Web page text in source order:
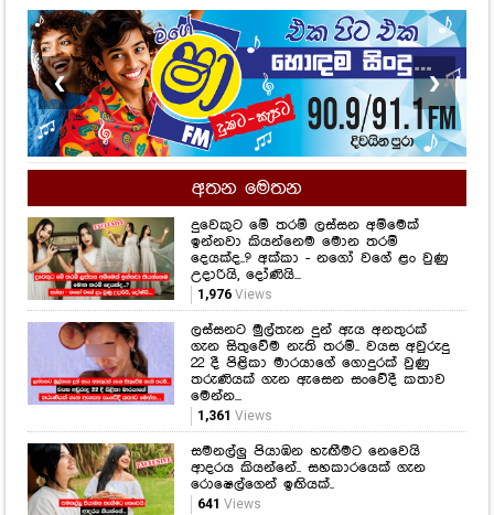
❮ ❯
අතන මෙතන
දුවෙකුට මේ තරම් ලස්සන අම්මෙක්
ඉන්නවා කියන්නෙම මොන තරම්
දෙයක්ද..? අක්කා - නගෝ වගේ ළං වුණු
උදාරියි, දෝණියි...
1,976Views
ලස්සනට මුල්තැන දුන් ඇය අනතුරක්
ගැන සිතුවේම නැති තරම්.. වයස අවුරුදු
22 දී පිළිකා මාරයාගේ ගොදුරක් වුණු
තරුණියක් ගැන ඇසෙන සංවේදී කතාව
මෙන්න...
1,361Views
සමනල්ලු පියාඹන හැඟීමට නෙවෙයි
ආදරය කියන්නේ.. සහකාරයෙක් ගැන
රොෂෙල්ගෙන් ඉඟියක්..
641Views
නිකිණි මාසයේ උපන් ඔබත් මේ වගේද..?
621Views